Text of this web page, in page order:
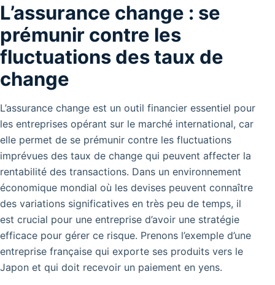
L’assurance change : se
prémunir contre les
fluctuations des taux de
change
L’assurance change est un outil financier essentiel pour
les entreprises opérant sur le marché international, car
elle permet de se prémunir contre les fluctuations
imprévues des taux de change qui peuvent affecter la
rentabilité des transactions. Dans un environnement
économique mondial où les devises peuvent connaître
des variations significatives en très peu de temps, il
est crucial pour une entreprise d’avoir une stratégie
efficace pour gérer ce risque. Prenons l’exemple d’une
entreprise française qui exporte ses produits vers le
Japon et qui doit recevoir un paiement en yens.